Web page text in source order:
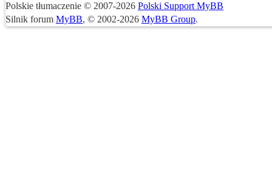
Polskie tłumaczenie © 2007-2026 Polski Support MyBB
Silnik forum MyBB, © 2002-2026 MyBB Group.